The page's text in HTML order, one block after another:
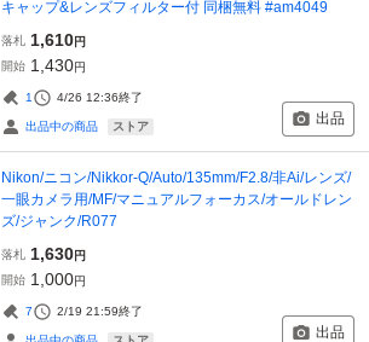
キャップ&レンズフィルター付 同梱無料 #am4049
落札 1,610円
開始 1,430円
1 4/26 12:36終了
出品中の商品 ストア 出品
Nikon/ニコン/Nikkor-Q/Auto/135mm/F2.8/非Ai/レンズ/
一眼カメラ用/MF/マニュアルフォーカス/オールドレン
ズ/ジャンク/R077
落札 1,630円
開始 1,000円
7 2/19 21:59終了
出品